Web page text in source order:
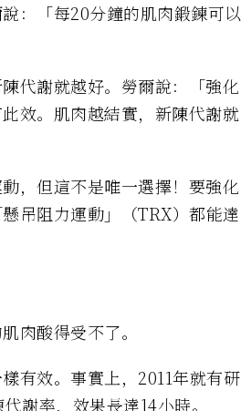
：「每20分鐘的肌肉鍛鍊可以
代謝就越好。勞爾說：「強化
效。肌肉越結實，新陳代謝就
，但這不是唯一選擇！要強化
吊阻力運動」（TRX）都能達
肉酸得受不了。
有效。事實上，2011年就有研
謝率，效果長達14小時。